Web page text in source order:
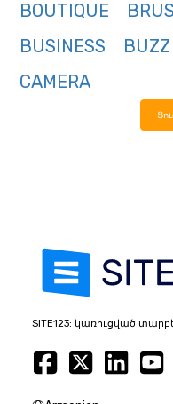
BOUTIQUE
BUSINESS
BUZZ
CAMERA
SITE123: կառուցված